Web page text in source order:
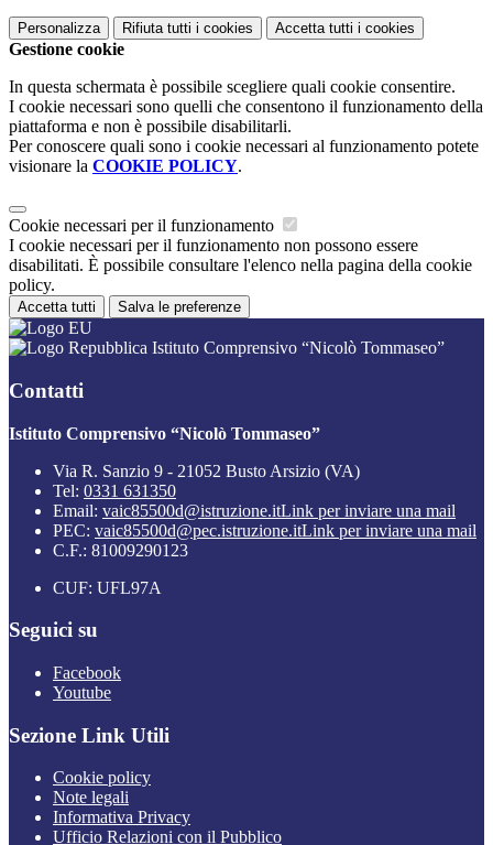
Personalizza Rifiuta tutti i cookies Accetta tutti i cookies
Gestione cookie
In questa schermata è possibile scegliere quali cookie consentire.
I cookie necessari sono quelli che consentono il funzionamento della
piattaforma e non è possibile disabilitarli.
Per conoscere quali sono i cookie necessari al funzionamento potete
visionare la COOKIE POLICY.
Cookie necessari per il funzionamento
I cookie necessari per il funzionamento non possono essere
disabilitati. È possibile consultare l'elenco nella pagina della cookie
policy.
Accetta tutti Salva le preferenze
Istituto Comprensivo “Nicolò Tommaseo”
Contatti
Istituto Comprensivo “Nicolò Tommaseo”
Via R. Sanzio 9 - 21052 Busto Arsizio (VA)
Tel: 0331 631350
Email: vaic85500d@istruzione.itLink per inviare una mail
PEC: vaic85500d@pec.istruzione.itLink per inviare una mail
C.F.: 81009290123
CUF: UFL97A
Seguici su
Facebook
Youtube
Sezione Link Utili
Cookie policy
Note legali
Informativa Privacy
Ufficio Relazioni con il Pubblico